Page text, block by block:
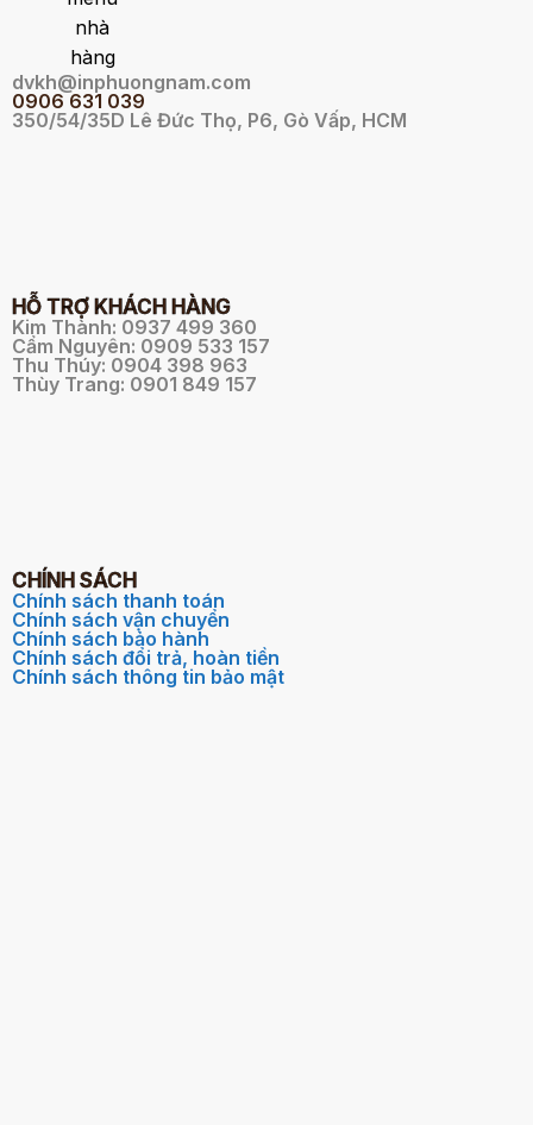
dvkh@inphuongnam.com
0906 631 039
350/54/35D Lê Đức Thọ, P6, Gò Vấp, HCM
HỖ TRỢ KHÁCH HÀNG
Kim Thành: 0937 499 360
Cẩm Nguyên: 0909 533 157
Thu Thúy: 0904 398 963
Thùy Trang: 0901 849 157
CHÍNH SÁCH
Chính sách thanh toán
Chính sách vận chuyển
Chính sách bảo hành
Chính sách đổi trả, hoàn tiền
Chính sách thông tin bảo mật